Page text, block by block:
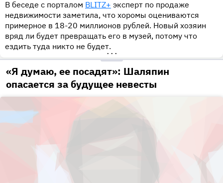
поет в жанре народной песни, нередко Прохор
исполняет современные поп-композиции. Сегодня
Шаляпин продолжает активную гастрольную
деятельность, преданные поклонники полностью
заполняют концертные залы чтобы насладиться
музыкой своего кумира.
В беседе с порталом BLITZ+ эксперт по продаже
недвижимости заметила, что хоромы оцениваются
примерное в 18-20 миллионов рублей. Новый хозяин
вряд ли будет превращать его в музей, потому что
ездить туда никто не будет.
•••
«Я думаю, ее посадят»: Шаляпин
опасается за будущее невесты